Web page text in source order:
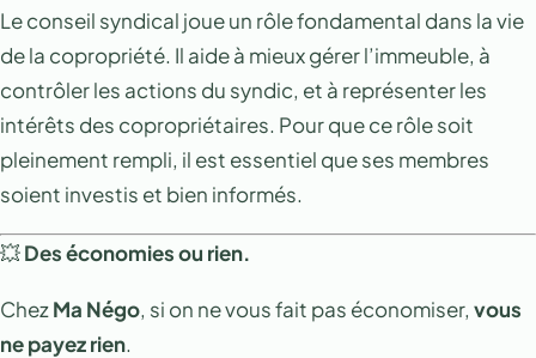
Le conseil syndical joue un rôle fondamental dans la vie
de la copropriété. Il aide à mieux gérer l’immeuble, à
contrôler les actions du syndic, et à représenter les
intérêts des copropriétaires. Pour que ce rôle soit
pleinement rempli, il est essentiel que ses membres
soient investis et bien informés.
💥Des économies ou rien.
ChezMa Négo, si on ne vous fait pas économiser, vous
ne payez rien.